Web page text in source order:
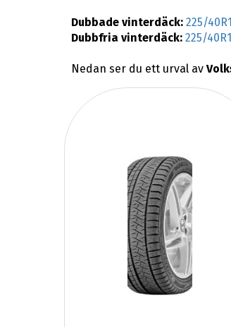
Dubbade vinterdäck: 225/
Dubbfria vinterdäck: 225/
Nedan ser du ett urval av